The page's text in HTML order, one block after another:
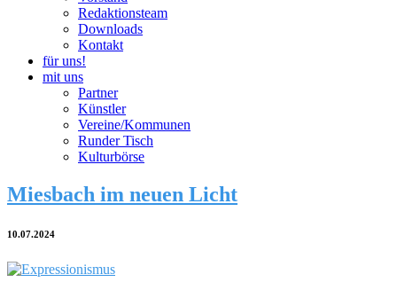
Redaktionsteam
Downloads
Kontakt
für uns!
mit uns
Partner
Künstler
Vereine/Kommunen
Runder Tisch
Kulturbörse
Miesbach im neuen Licht
10.07.2024